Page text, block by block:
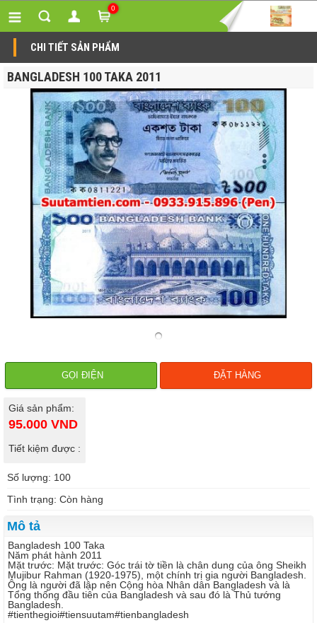
0
CHI TIẾT SẢN PHẨM
BANGLADESH 100 TAKA 2011
GỌI ĐIỆN ĐẶT HÀNG
Giá sản phẩm:
95.000 VND
Tiết kiệm được :
Số lượng: 100
Tình trạng: Còn hàng
Mô tả
Bangladesh 100 Taka
Năm phát hành 2011
Mặt trước: Mặt trước: Góc trái tờ tiền là chân dung của ông Sheikh
Mujibur Rahman (1920-1975), một chính trị gia người Bangladesh.
Ông là người đã lập nên Cộng hòa Nhân dân Bangladesh và là
Tổng thống đầu tiên của Bangladesh và sau đó là Thủ tướng
Bangladesh.
#tienthegioi#tiensuutam#tienbangladesh